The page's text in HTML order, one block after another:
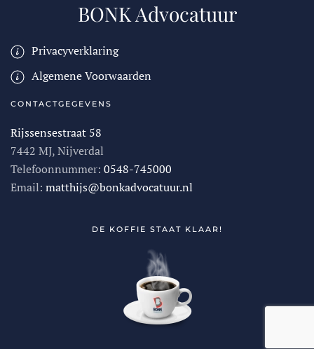
BONK Advocatuur
Privacyverklaring
Algemene Voorwaarden
CONTACTGEGEVENS
Rijssensestraat 58
7442 MJ, Nijverdal
Telefoonnummer: 0548-745000
Email: matthijs@bonkadvocatuur.nl
DE KOFFIE STAAT KLAAR!